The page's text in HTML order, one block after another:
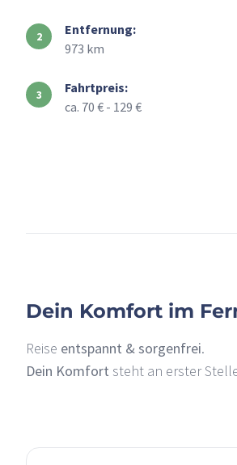
Entfernung:
973 km
Fahrtpreis:
ca. 70 € - 129 €
Dein Komfort im
Reise entspannt & sorgenfrei.
Dein Komfort steht an erster